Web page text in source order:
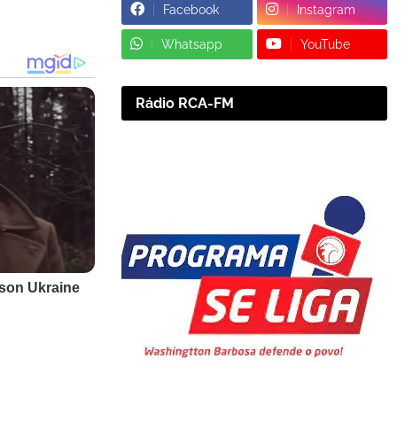
Facebook Instagram
Whatsapp YouTube
Rádio RCA-FM